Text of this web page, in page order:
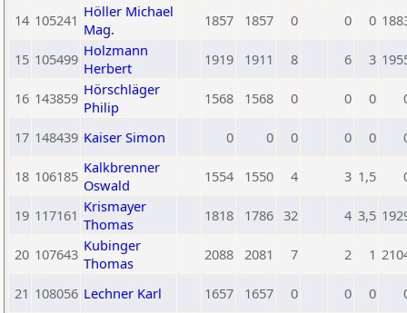
14 105241 Höller Michael
Mag.
1857 1857 0 0 0
15 105499 Holzmann
Herbert
1919 1911 8 6 3
16 143859 Hörschläger
Philip
1568 1568 0 0 0
17 148439 Kaiser Simon 0 0 0 0 0
18 106185 Kalkbrenner
Oswald
1554 1550 4 3 1,5
19 117161 Krismayer
Thomas
1818 1786 32 4 3,5
20 107643 Kubinger
Thomas
2088 2081 7 2 1
21 108056 Lechner Karl 1657 1657 0 0 0